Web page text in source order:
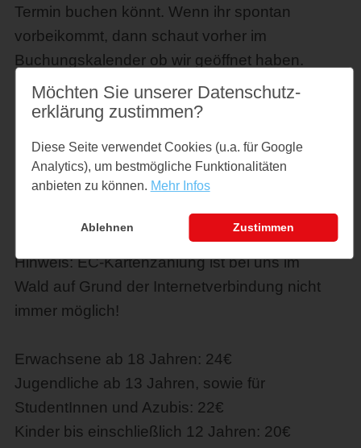
Termin buchen könnt. Wenn ihr spontan
vorbeikommt, dann schaut vorher im
Buchungskalender ob wir geöffnet haben.
Einen Einlass für unangemeldete Gäste
können wir nicht garantieren!
Hinweis: EC-Kartenzahlung ist bei uns im
Wald auf Grund der Internetverbindung nicht
immer möglich!
Erwachsene ab 18 Jahren: 24€
Jugendliche ab 13 Jahren, sowie für
StudentInnen und Azubis: 22€
Kinder bis einschließlich 12 Jahren: 20€
Möchten Sie unserer Datenschutz­
erklärung zustimmen?
Diese Seite verwendet Cookies (u.a. für Google
Analytics), um bestmögliche Funktionalitäten
anbieten zu können. Mehr Infos
Ablehnen Zustimmen